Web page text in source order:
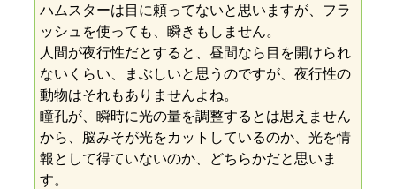
ハムスターは目に頼ってないと思いますが、フラ
ッシュを使っても、瞬きもしません。
人間が夜行性だとすると、昼間なら目を開けられ
ないくらい、まぶしいと思うのですが、夜行性の
動物はそれもありませんよね。
瞳孔が、瞬時に光の量を調整するとは思えません
から、脳みそが光をカットしているのか、光を情
報として得ていないのか、どちらかだと思いま
す。